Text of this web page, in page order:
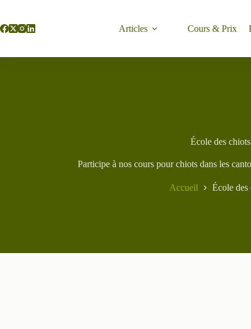
contenu
Articles Cours & Prix
École des chiots
Participe à nos cours pour chiots dans les
Accueil École des